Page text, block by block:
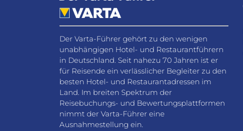
Der Varta-Führer gehört zu den wenigen
unabhängigen Hotel- und Restaurantführern
in Deutschland. Seit nahezu 70 Jahren ist er
für Reisende ein verlässlicher Begleiter zu den
besten Hotel- und Restaurantadressen im
Land. Im breiten Spektrum der
Reisebuchungs- und Bewertungsplattformen
nimmt der Varta-Führer eine
Ausnahmestellung ein.